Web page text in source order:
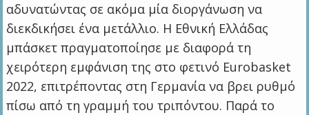
αδυνατώντας σε ακόμα μία διοργάνωση να
διεκδικήσει ένα μετάλλιο. Η Εθνική Ελλάδας
μπάσκετ πραγματοποίησε με διαφορά τη
χειρότερη εμφάνιση της στο φετινό Eurobasket
2022, επιτρέποντας στη Γερμανία να βρει ρυθμό
πίσω από τη γραμμή του τριπόντου. Παρά το